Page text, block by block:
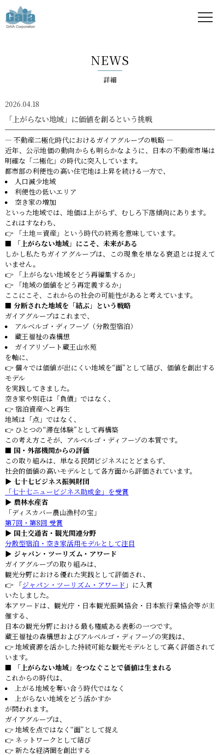
ア -
GAIA
Corporation
-
NEWS
詳細
2026.04.18
「上がらない地域」に価値を創るという挑戦
― 不動産二極化時代におけるガイアグループの戦略 ―
近年、公示地価の動向からも明らかなように、日本の不動産市場は
明確な「二極化」の時代に突入しています。
都市部の利便性の高い住宅地は上昇を続ける一方で、
人口減少地域
利便性の低いエリア
空き家の増加
といった地域では、地価は上がらず、むしろ下落傾向にあります。
これはすなわち、
👉 「土地＝資産」という時代の終焉を意味しています。
■ 「上がらない地域」にこそ、未来がある
しかし私たちガイアグループは、この現象を単なる衰退とは捉えて
いません。
👉 「上がらない地域をどう再編集するか」
👉 「地域の価値をどう再定義するか」
ここにこそ、これからの社会の可能性があると考えています。
■ 分断された地域を「結ぶ」という戦略
ガイアグループはこれまで、
アルベルゴ・ディフーゾ（分散型宿泊）
蔵王福祉の森構想
ガイアリゾート蔵王山水苑
を軸に、
👉 個々では価値が出にくい地域を“面”として結び、価値を創出する
モデル
を実践してきました。
空き家や別荘は「負債」ではなく、
👉 宿泊資産へと再生
地域は「点」ではなく、
👉 ひとつの“滞在体験”として再構築
この考え方こそが、アルベルゴ・ディフーゾの本質です。
■ 国・外部機関からの評価
この取り組みは、単なる民間ビジネスにとどまらず、
社会的価値の高いモデルとして各方面から評価されています。
▶ 七十七ビジネス振興財団
「七十七ニュービジネス助成金」を受賞
▶ 農林水産省
「ディスカバー農山漁村の宝」
第7回・第8回 受賞
▶ 国土交通省・観光関連分野
分散型宿泊・空き家活用モデルとして注目
▶ ジャパン・ツーリズム・アワード
ガイアグループの取り組みは、
観光分野における優れた実践として評価され、
👉 「ジャパン・ツーリズム・アワード 」に入賞
いたしました。
本アワードは、観光庁・日本観光振興協会・日本旅行業協会等が主
催する、
日本の観光分野における最も権威ある表彰の一つです。
蔵王福祉の森構想およびアルベルゴ・ディフーゾの実践は、
👉 地域資源を活かした持続可能な観光モデルとして高く評価されて
います。
■ 「上がらない地域」をつなぐことで価値は生まれる
これからの時代は、
上がる地域を奪い合う時代ではなく
上がらない地域をどう活かすか
が問われます。
ガイアグループは、
👉 地域を点ではなく“面”として捉え
👉 ネットワークとして結び
👉 新たな経済圏を創出する